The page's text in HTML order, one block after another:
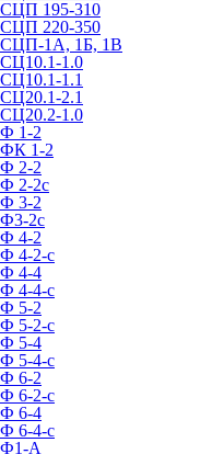
СЦП 195-310
СЦП 220-350
СЦП-1А, 1Б, 1В
СЦ10.1-1.0
СЦ10.1-1.1
СЦ20.1-2.1
СЦ20.2-1.0
Ф 1-2
ФК 1-2
Ф 2-2
Ф 2-2с
Ф 3-2
Ф3-2с
Ф 4-2
Ф 4-2-с
Ф 4-4
Ф 4-4-с
Ф 5-2
Ф 5-2-с
Ф 5-4
Ф 5-4-с
Ф 6-2
Ф 6-2-с
Ф 6-4
Ф 6-4-с
Ф1-А